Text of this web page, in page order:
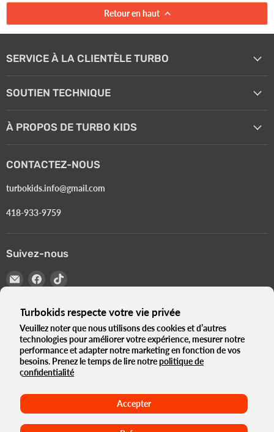
Turbokids respecte votre vie privée
Veuillez noter que nous utilisons des cookies et d’autres
technologies pour améliorer votre expérience, mesurer notre
performance et adapter notre marketing en fonction de vos
besoins. Prenez le temps de lire notrepolitique de
confidentialité
Accepter
Retour en haut
SERVICE À LA CLIENTÈLE TURBO
SOUTIEN TECHNIQUE
À PROPOS DE TURBO KIDS
CONTACTEZ-NOUS
turbokids.info@gmail.com
418-933-9759
Suivez-nous
Email
Turbokids.ca
Trouvez-
nous
Facebook
Trouvez-
nous
TikTok
Langue
Français
Pays
Canada (CAD $)
Normes Gouvernementales e-Bikes
Conditions d'utilisation
Politique de remboursement Maison